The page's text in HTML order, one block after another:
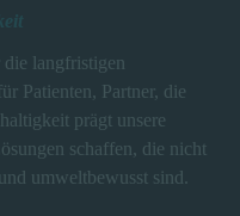
langfristigen
Patienten, Partner, die
prägt unsere
schaffen, die nicht
umweltbewusst sind.